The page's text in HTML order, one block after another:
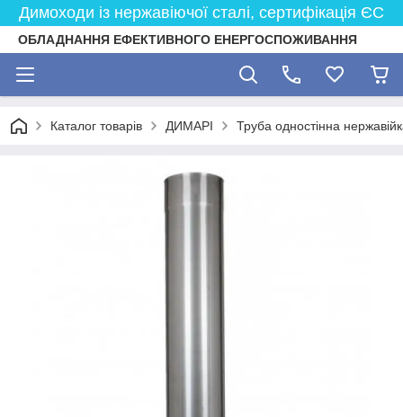
Димоходи із нержавіючої сталі, сертифікація ЄС
ОБЛАДНАННЯ ЕФЕКТИВНОГО ЕНЕРГОСПОЖИВАННЯ
Каталог товарів ДИМАРІ Труба одностінна